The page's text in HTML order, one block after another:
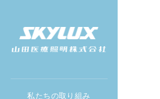
私たちの取り組み